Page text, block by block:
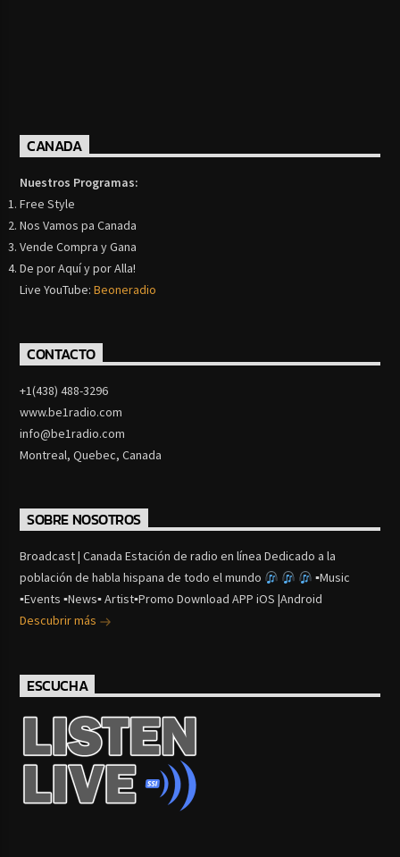
CANADA
Nuestros Programas:
Free Style
Nos Vamos pa Canada
Vende Compra y Gana
De por Aquí y por Alla!
Live YouTube:Beoneradio
CONTACTO
+1(438) 488-3296
www.be1radio.com
info@be1radio.com
Montreal, Quebec, Canada
SOBRE NOSOTROS
Broadcast | Canada Estación de radio en línea Dedicado a la
población de habla hispana de todo el mundo
▪Music
▪Events ▪News▪ Artist▪Promo Download APP iOS |Android
Descubrir más
ESCUCHA